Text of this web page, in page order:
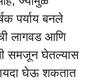
पर्याय बनले
लागवड आणि
समजून घेतल्यास
घेऊ शकतात